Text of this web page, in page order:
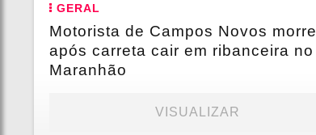
GERAL
Motorista de Campos Novos morre
após carreta cair em ribanceira no
Maranhão
VISUALIZAR